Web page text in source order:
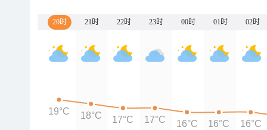
20时 21时 22时 23时 00时 01时 02时
19°C 18°C 17°C 17°C 16°C 16°C 16°C